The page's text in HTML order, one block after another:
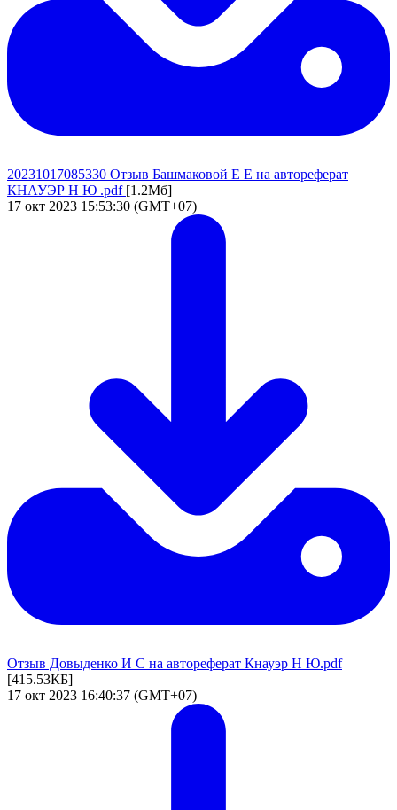
20231017085330 Отзыв Башмаковой Е Е на автореферат
КНАУЭР Н Ю .pdf [1.2Мб]
17 окт 2023 15:53:30 (GMT+07)
Отзыв Довыденко И С на автореферат Кнауэр Н Ю.pdf
[415.53КБ]
17 окт 2023 16:40:37 (GMT+07)